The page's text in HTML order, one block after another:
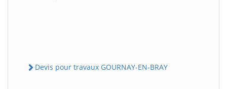
Devis pour travaux GOURNAY-EN-BRAY